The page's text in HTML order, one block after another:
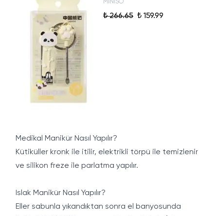
MINISO
₺ 266.65 ₺ 159.99
Medikal Manikür Nasıl Yapılır?
Kütiküller kronk ile itilir, elektrikli törpü ile temizlenir
ve silikon freze ile parlatma yapılır.
Islak Manikür Nasıl Yapılır?
Eller sabunla yıkandıktan sonra el banyosunda